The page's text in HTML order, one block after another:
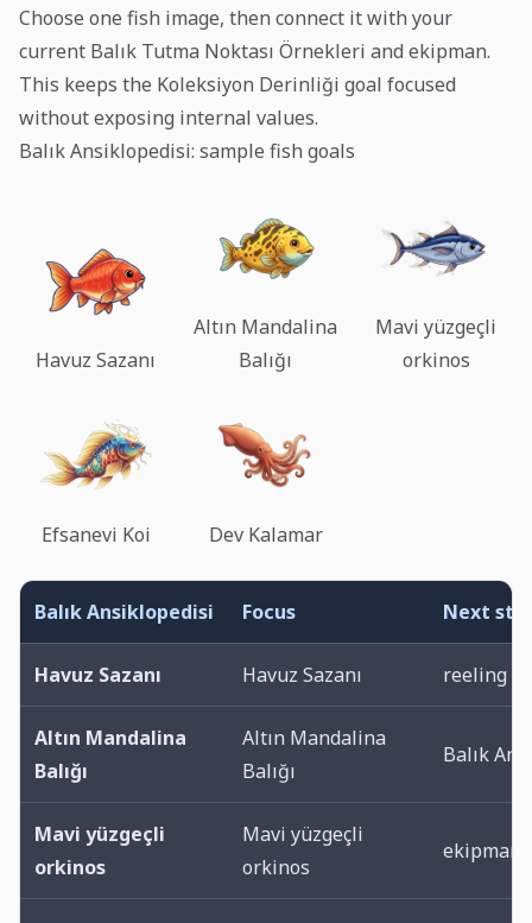
Choose one fish image, then connect it with your
current Balık Tutma Noktası Örnekleri and ekipman.
This keeps the Koleksiyon Derinliği goal focused
without exposing internal values.
Balık Ansiklopedisi: sample fish goals
Havuz Sazanı
Altın Mandalina
Balığı
Mavi yüzgeçli
orkinos
Efsanevi Koi Dev Kalamar
Balık Ansiklopedisi Focus Next
Havuz Sazanı Havuz Sazanı reeling
Altın Mandalina
Balığı
Altın Mandalina
Balığı
Balık
Mavi yüzgeçli
orkinos
Mavi yüzgeçli
orkinos
ekipman